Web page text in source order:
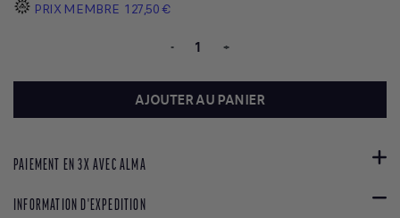
PRIX MEMBRE 127,50 €
- +
AJOUTER AU PANIER
PAIEMENT EN 3X AVEC ALMA
INFORMATION D'EXPEDITION